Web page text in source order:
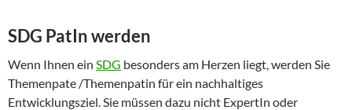
SDG PatIn werden
Wenn Ihnen ein SDG besonders am Herzen liegt, werden Sie
Themenpate /Themenpatin für ein nachhaltiges
Entwicklungsziel. Sie müssen dazu nicht ExpertIn oder